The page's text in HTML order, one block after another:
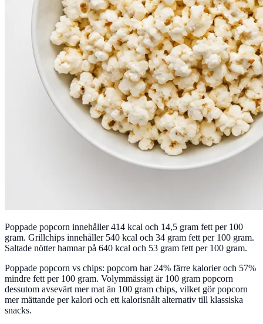
Poppade popcorn innehåller 414 kcal och 14,5 gram fett per 100
gram. Grillchips innehåller 540 kcal och 34 gram fett per 100 gram.
Saltade nötter hamnar på 640 kcal och 53 gram fett per 100 gram.
Poppade popcorn vs chips: popcorn har 24% färre kalorier och 57%
mindre fett per 100 gram. Volymmässigt är 100 gram popcorn
dessutom avsevärt mer mat än 100 gram chips, vilket gör popcorn
mer mättande per kalori och ett kalorisnålt alternativ till klassiska
snacks.